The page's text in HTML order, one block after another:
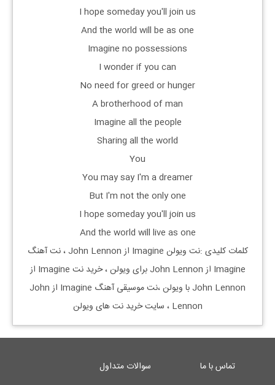
I hope someday you'll join us
And the world will be as one
Imagine no possessions
I wonder if you can
No need for greed or hunger
A brotherhood of man
Imagine all the people
Sharing all the world
You
You may say I'm a dreamer
But I'm not the only one
I hope someday you'll join us
And the world will live as one
کلمات کلیدی :نت ویولن Imagine از John Lennon ، نت آهنگ
Imagine از John Lennon برای ویولن ، خرید نت Imagine از
John Lennon با ویولن ،نت موسیقی آهنگ Imagine از John
Lennon ، سایت خرید نت های ویولن
تماس با ما
سوالات متداول